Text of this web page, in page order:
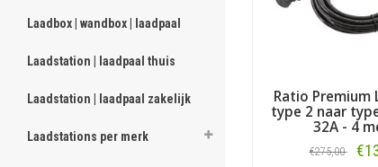
Laadbox | wandbox | laadpaal
Laadstation | laadpaal thuis
Laadstation | laadpaal zakelijk
Laadstations per merk
Ratio Premium
type 2 naar
32A - 4
€275,00